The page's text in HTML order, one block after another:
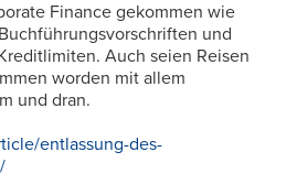
Finance gekommen wie
und
Auch seien Reisen
worden mit allem
und dran.
entlassung-des-